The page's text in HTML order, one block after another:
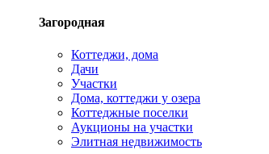
Загородная
Коттеджи, дома
Дачи
Участки
Дома, коттеджи у озера
Коттеджные поселки
Аукционы на участки
Элитная недвижимость